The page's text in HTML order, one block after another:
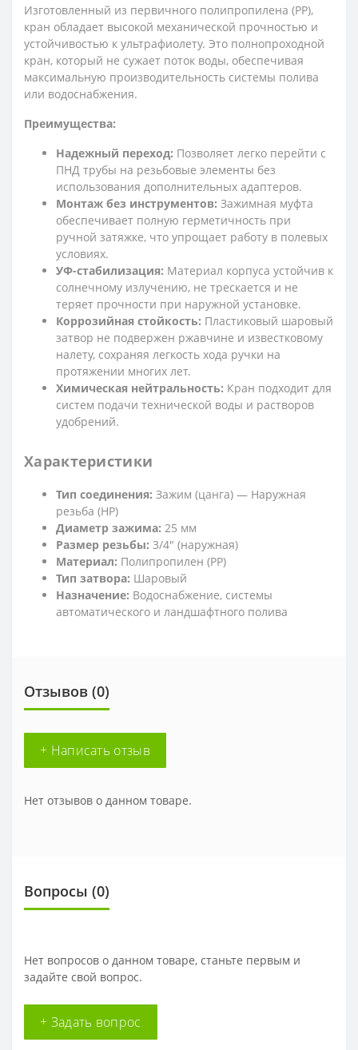
Изготовленный из первичного полипропилена (РР),
кран обладает высокой механической прочностью и
устойчивостью к ультрафиолету. Это полнопроходной
кран, который не сужает поток воды, обеспечивая
максимальную производительность системы полива
или водоснабжения.
Преимущества:
Надежный переход: Позволяет легко перейти с
ПНД трубы на резьбовые элементы без
использования дополнительных адаптеров.
Монтаж без инструментов: Зажимная муфта
обеспечивает полную герметичность при
ручной затяжке, что упрощает работу в полевых
условиях.
УФ-стабилизация: Материал корпуса устойчив к
солнечному излучению, не трескается и не
теряет прочности при наружной установке.
Коррозийная стойкость: Пластиковый шаровый
затвор не подвержен ржавчине и известковому
налету, сохраняя легкость хода ручки на
протяжении многих лет.
Химическая нейтральность: Кран подходит для
систем подачи технической воды и растворов
удобрений.
Характеристики
Тип соединения: Зажим (цанга) — Наружная
резьба (НР)
Диаметр зажима: 25 мм
Размер резьбы: 3/4" (наружная)
Материал: Полипропилен (РР)
Тип затвора: Шаровый
Назначение: Водоснабжение, системы
автоматического и ландшафтного полива
Отзывов (0)
+ Написать отзыв
Нет отзывов о данном товаре.
Вопросы (0)
Нет вопросов о данном товаре, станьте первым и
задайте свой вопрос.
+ Задать вопрос